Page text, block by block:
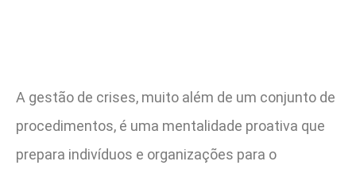
A gestão de crises, muito além de um conjunto de
procedimentos, é uma mentalidade proativa que
prepara indivíduos e organizações para o